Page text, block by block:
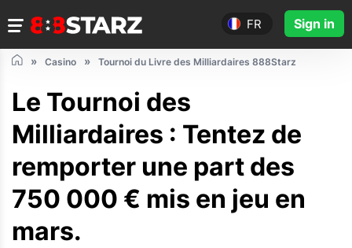
FR Sign in
Casino Tournoi du Livre des Milliardaires 888Starz
Le Tournoi des
Milliardaires : Tentez de
remporter une part des
750 000 € mis en jeu en
mars.